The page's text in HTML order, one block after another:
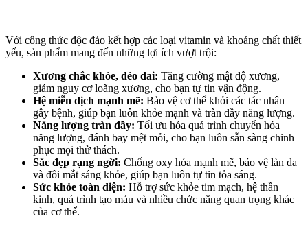
Với công thức độc đáo kết hợp các loại vitamin và khoáng chất thiết
yếu, sản phẩm mang đến những lợi ích vượt trội:
Xương chắc khỏe, dẻo dai: Tăng cường mật độ xương,
giảm nguy cơ loãng xương, cho bạn tự tin vận động.
Hệ miễn dịch mạnh mẽ: Bảo vệ cơ thể khỏi các tác nhân
gây bệnh, giúp bạn luôn khỏe mạnh và tràn đầy năng lượng.
Năng lượng tràn đầy: Tối ưu hóa quá trình chuyển hóa
năng lượng, đánh bay mệt mỏi, cho bạn luôn sẵn sàng chinh
phục mọi thử thách.
Sắc đẹp rạng ngời: Chống oxy hóa mạnh mẽ, bảo vệ làn da
và đôi mắt sáng khỏe, giúp bạn luôn tự tin tỏa sáng.
Sức khỏe toàn diện: Hỗ trợ sức khỏe tim mạch, hệ thần
kinh, quá trình tạo máu và nhiều chức năng quan trọng khác
của cơ thể.